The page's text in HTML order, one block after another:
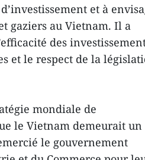
et à
gaziers au Vietnam. Il a
des
et le respect de la
mondiale de
le Vietnam demeurait un
le gouvernement